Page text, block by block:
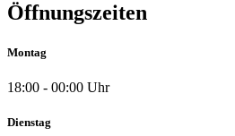
Öffnungszeiten
Montag
18:00 - 00:00 Uhr
Dienstag